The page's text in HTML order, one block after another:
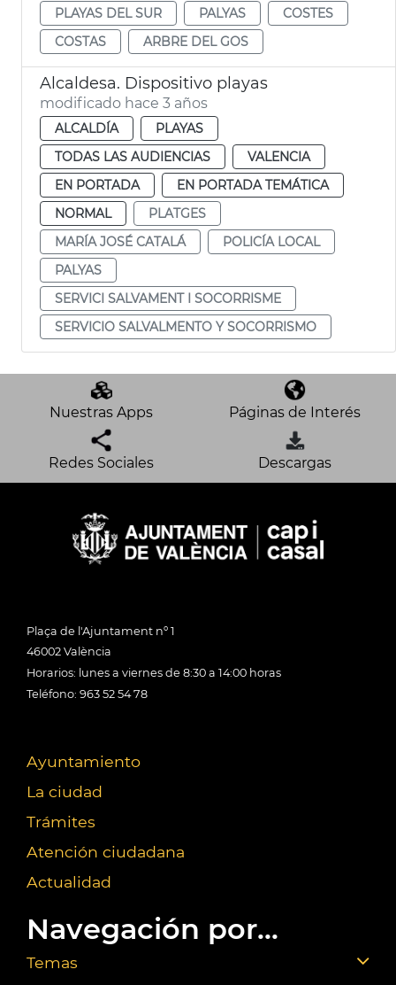
PLAYAS DEL SUR
PALYAS
COSTES
COSTAS
ARBRE DEL GOS
Alcaldesa. Dispositivo playas
modificado hace 3 años
ALCALDÍA
PLAYAS
TODAS LAS AUDIENCIAS
VALENCIA
EN PORTADA
EN PORTADA TEMÁTICA
NORMAL
PLATGES
MARÍA JOSÉ CATALÁ
POLICÍA LOCAL
PALYAS
SERVICI SALVAMENT I SOCORRISME
SERVICIO SALVALMENTO Y SOCORRISMO
Nuestras Apps Páginas de Interés
Redes Sociales Descargas
Plaça de l'Ajuntament nº 1
46002 València
Horarios: lunes a viernes de 8:30 a 14:00 horas
Teléfono: 963 52 54 78
Ayuntamiento
La ciudad
Trámites
Atención ciudadana
Actualidad
Navegación por...
Temas